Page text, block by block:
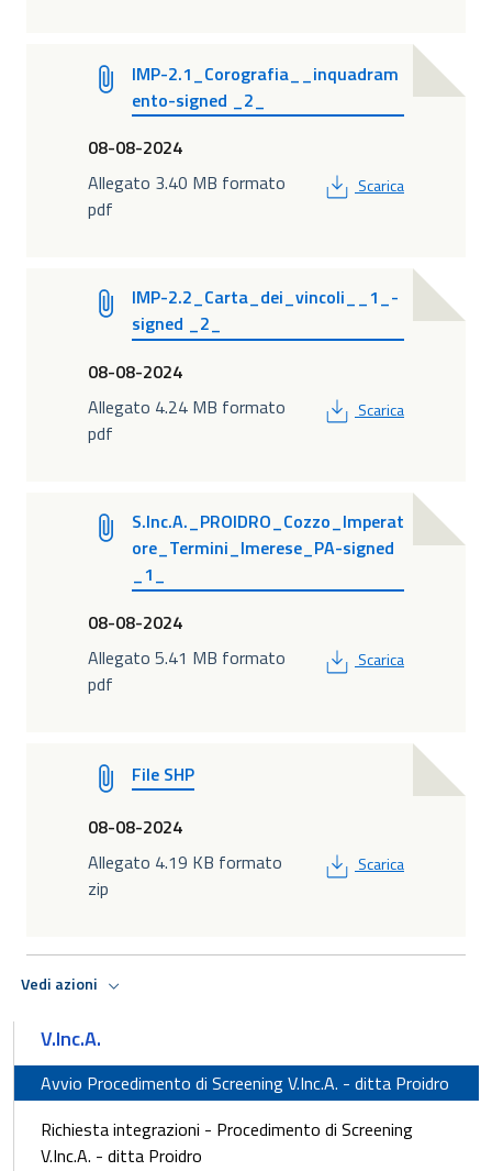
IMP-2.1_Corografia__inquadram
ento-signed _2_
08-08-2024
Allegato 3.40 MB formato
pdf
PDF
Scarica
IMP-2.2_Carta_dei_vincoli__1_-
signed _2_
08-08-2024
Allegato 4.24 MB formato
pdf
PDF
Scarica
S.Inc.A._PROIDRO_Cozzo_Imperat
ore_Termini_Imerese_PA-signed
_1_
08-08-2024
Allegato 5.41 MB formato
pdf
PDF
Scarica
File SHP
08-08-2024
Allegato 4.19 KB formato
zip
PDF
Scarica
Vedi azioni
V.Inc.A.
Avvio Procedimento di Screening V.Inc.A. - ditta Proidro
Richiesta integrazioni - Procedimento di Screening
V.Inc.A. - ditta Proidro